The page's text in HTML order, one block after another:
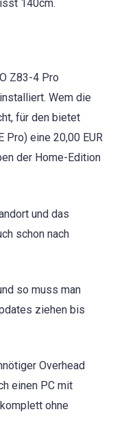
140cm.
Z83-4 Pro
Wem die
für den bietet
Pro) eine 20,00 EUR
der Home-Edition
und das
schon nach
so muss man
ziehen bis
Overhead
einen PC mit
ohne